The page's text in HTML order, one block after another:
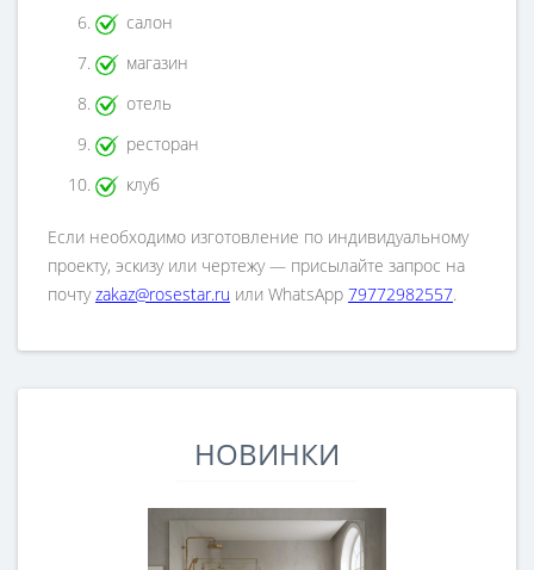
салон
магазин
отель
ресторан
клуб
Если необходимо изготовление по индивидуальному
проекту, эскизу или чертежу — присылайте запрос на
почту zakaz@rosestar.ru или WhatsApp 79772982557.
НОВИНКИ